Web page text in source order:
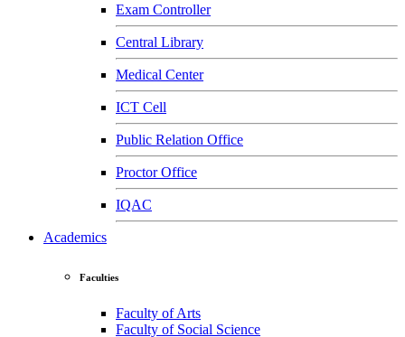
Exam Controller
Central Library
Medical Center
ICT Cell
Public Relation Office
Proctor Office
IQAC
Academics
Faculties
Faculty of Arts
Faculty of Social Science